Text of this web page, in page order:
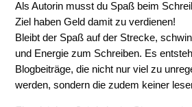
Als Autorin musst du Spaß beim
Ziel haben Geld damit zu verdienen!
Bleibt der Spaß auf der Strecke,
und Energie zum Schreiben. Es
Blogbeiträge, die nicht nur viel zu
werden, sondern die zudem keiner